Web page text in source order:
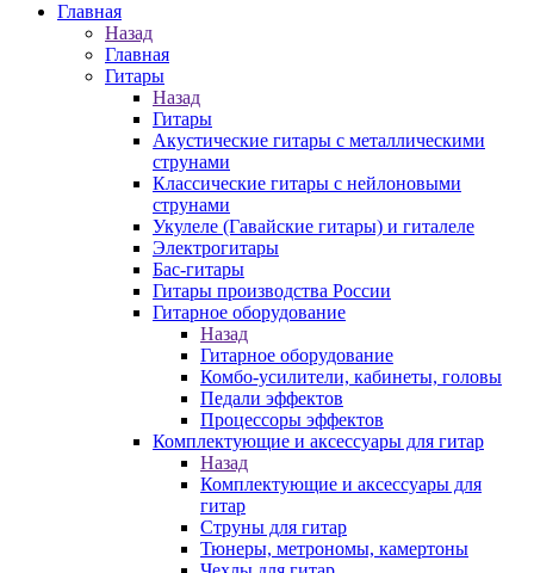
Главная
Назад
Главная
Гитары
Назад
Гитары
Акустические гитары с металлическими
струнами
Классические гитары с нейлоновыми
струнами
Укулеле (Гавайские гитары) и гиталеле
Электрогитары
Бас-гитары
Гитары производства России
Гитарное оборудование
Назад
Гитарное оборудование
Комбо-усилители, кабинеты, головы
Педали эффектов
Процессоры эффектов
Комплектующие и аксессуары для гитар
Назад
Комплектующие и аксессуары для
гитар
Струны для гитар
Тюнеры, метрономы, камертоны